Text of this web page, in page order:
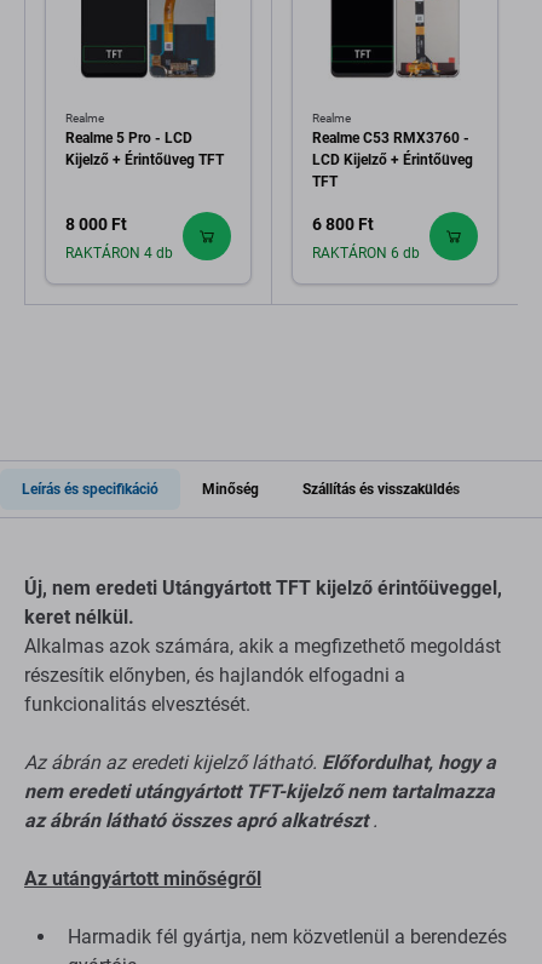
Realme
Realme 5 Pro - LCD
Kijelző + Érintőüveg TFT
8 000 Ft
RAKTÁRON 4 db
Realme
Realme C53 RMX3760 -
LCD Kijelző + Érintőüveg
TFT
6 800 Ft
RAKTÁRON 6 db
Leírás és specifikáció Minőség Szállítás és visszaküldés
Új, nem eredeti Utángyártott TFT kijelző érintőüveggel,
keret nélkül.
Alkalmas azok számára, akik a megfizethető megoldást
részesítik előnyben, és hajlandók elfogadni a
funkcionalitás elvesztését.
Az ábrán az eredeti kijelző látható. Előfordulhat, hogy a
nem eredeti utángyártott TFT-kijelző nem tartalmazza
az ábrán látható összes apró alkatrészt.
Az utángyártott minőségről
Harmadik fél gyártja, nem közvetlenül a berendezés